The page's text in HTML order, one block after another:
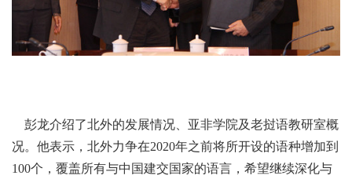
彭龙介绍了北外的发展情况、亚非学院及老挝语教研室概
况。他表示，北外力争在2020年之前将所开设的语种增加到
100个，覆盖所有与中国建交国家的语言，希望继续深化与